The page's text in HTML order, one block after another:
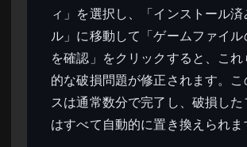
ィ」を選択し、「インストール済
ル」に移動して「ゲームファイル
を確認」をクリックすると、これ
的な破損問題が修正されます。こ
スは通常数分で完了し、破損し
はすべて自動的に置き換えられま